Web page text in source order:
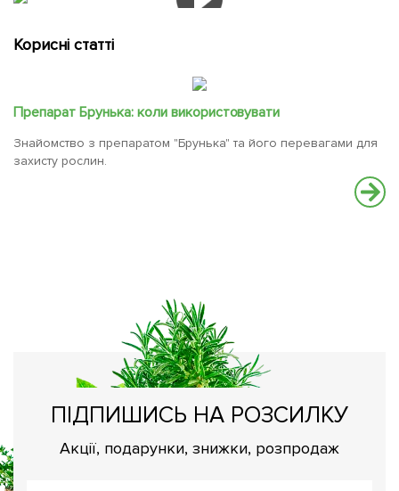
Корисні статті
Препарат Брунька: коли використовувати
Знайомство з препаратом "Брунька" та його перевагами для
захисту рослин.
ПІДПИШИСЬ НА РОЗСИЛКУ
Акції, подарунки, знижки, розпродаж